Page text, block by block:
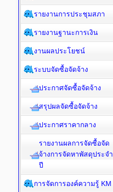
รายงานการประชุมสภา
รายงานฐานะการเงิน
งานผลประโยชน์
ระบบจัดซื้อจัดจ้าง
ประกาศจัดซื้อจัดจ้าง
สรุปผลจัดซื้อจัดจ้าง
ประกาศราคากลาง
รายงานผลการจัดซื้อจัด
จ้างการจัดหาพัสดุประจำ
ปี
การจัดการองค์ความรู้ KM